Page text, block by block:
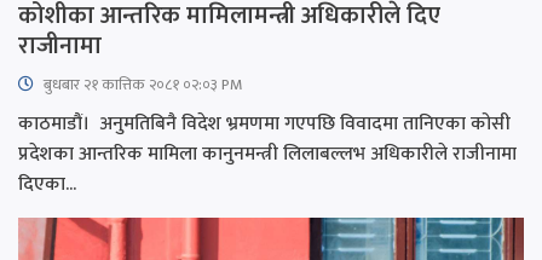
कोशीका आन्तरिक मामिलामन्त्री अधिकारीले दिए
राजीनामा
बुधबार २१ कात्तिक २०८१ ०२:०३ PM
काठमाडौं। अनुमतिबिनै विदेश भ्रमणमा गएपछि विवादमा तानिएका कोसी
प्रदेशका आन्तरिक मामिला कानुनमन्त्री लिलाबल्लभ अधिकारीले राजीनामा
दिएका...